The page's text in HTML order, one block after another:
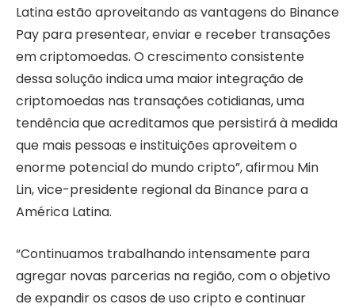
Latina estão aproveitando as vantagens do Binance
Pay para presentear, enviar e receber transações
em criptomoedas. O crescimento consistente
dessa solução indica uma maior integração de
criptomoedas nas transações cotidianas, uma
tendência que acreditamos que persistirá à medida
que mais pessoas e instituições aproveitem o
enorme potencial do mundo cripto”, afirmou Min
Lin, vice-presidente regional da Binance para a
América Latina.
“Continuamos trabalhando intensamente para
agregar novas parcerias na região, com o objetivo
de expandir os casos de uso cripto e continuar